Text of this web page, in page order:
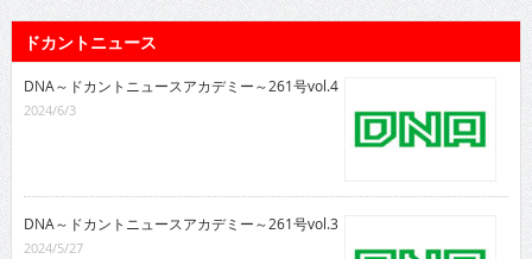
ドカントニュース
DNA～ドカントニュースアカデミー～261号vol.4
2024/6/3
DNA～ドカントニュースアカデミー～261号vol.3
2024/5/27